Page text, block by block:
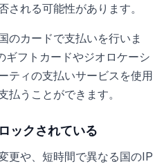
される可能性があります。
のカードで支払いを行いま
フトカードやジオロケーシ
ティの支払いサービスを使用
払うことができます。
ックされている
更や、短時間で異なる国のIP